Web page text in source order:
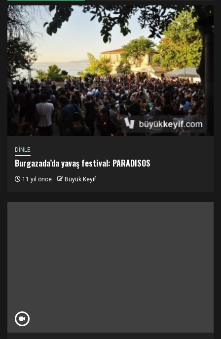
DİNLE
Burgazada’da yavaş festival: PARADISOS
11 yıl önce Büyük Keyif